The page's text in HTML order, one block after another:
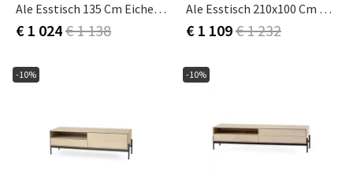
Ale Esstisch 135 Cm Eiche Weiß Geölt
€ 1 024€ 1 138
Ale Esstisch 210x100 Cm Eiche Weiß Geölt
€ 1 109€ 1 232
-10% -10%